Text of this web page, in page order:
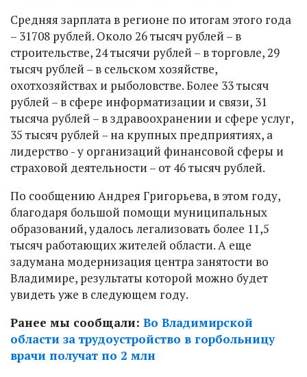
Средняя зарплата в регионе по итогам этого года
– 31708 рублей. Около 26 тысяч рублей – в
строительстве, 24 тысячи рублей – в торговле, 29
тысяч рублей – в сельском хозяйстве,
охотхозяйствах и рыболовстве. Более 33 тысяч
рублей – в сфере информатизации и связи, 31
тысяча рублей – в здравоохранении и сфере услуг,
35 тысяч рублей – на крупных предприятиях, а
лидерство - у организаций финансовой сферы и
страховой деятельности – от 46 тысяч рублей.
По сообщению Андрея Григорьева, в этом году,
благодаря большой помощи муниципальных
образований, удалось легализовать более 11,5
тысяч работающих жителей области. А еще
задумана модернизация центра занятости во
Владимире, результаты которой можно будет
увидеть уже в следующем году.
Ранее мы сообщали: Во Владимирской
области за трудоустройство в горбольницу
врачи получат по 2 млн